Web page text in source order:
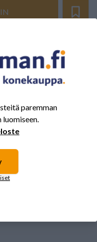
paremman